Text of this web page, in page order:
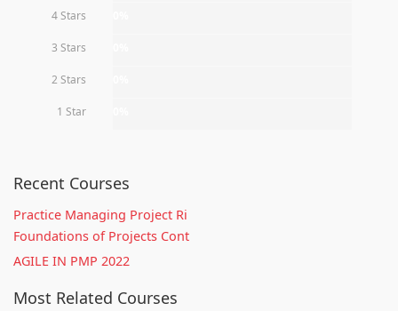
4 Stars
3 Stars
2 Stars
1 Star
Recent Courses
Practice Managing Project Ri
Foundations of Projects Cont
AGILE IN PMP 2022
Most Related Courses